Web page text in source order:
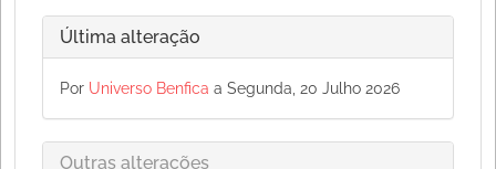
Última alteração
Por Universo Benfica a Segunda, 20 Julho 2026
Outras alterações